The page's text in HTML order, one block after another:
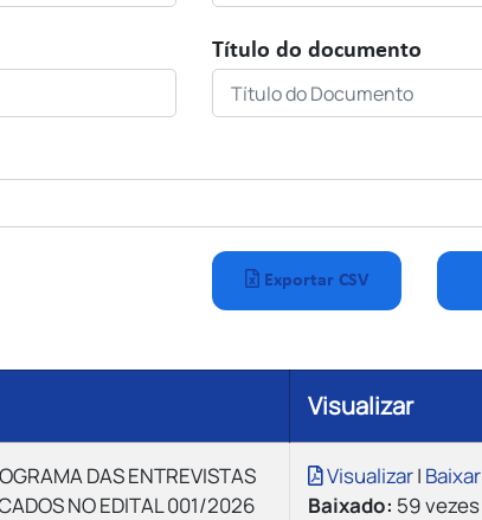
Título do documento
Exportar CSV
Visualizar
DAS ENTREVISTAS
NO EDITAL 001/2026
Visualizar| Baixar
Baixado: 59 vezes